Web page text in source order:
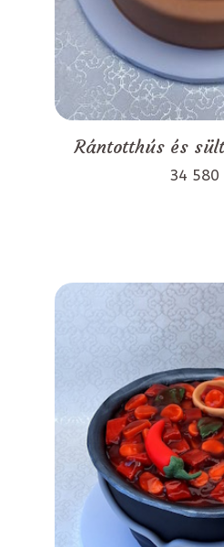
Rántotthús és
34 580